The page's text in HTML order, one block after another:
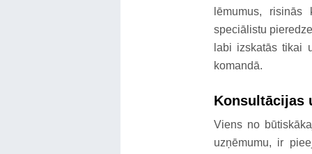
lēmumus,
speciālistu
labi izskatās tikai
komandā.
Konsultācijas
Viens no
uzņēmumu, ir